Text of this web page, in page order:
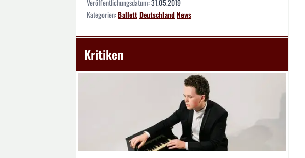
Veröffentlichungsdatum:31.05.2019
Kategorien:BallettDeutschlandNews
Kritiken